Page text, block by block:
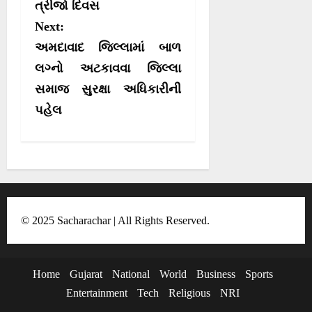
)
t
n
a
v
i
t
i
o
n
ત્રીજો દિવસ
Next:
અમદાવાદ જિલ્લામાં બાળ
લગ્નો અટકાવવા જિલ્લા
સમાજ સુરક્ષા અધિકારીની
પહેલ
© 2025 Sacharachar | All Rights Reserved.
Home Gujarat National World Business
Sports
Entertainment
Tech Religious NRI